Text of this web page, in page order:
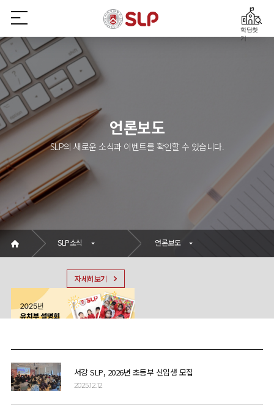
학당찾
기
언론보도
SLP의 새로운 소식과 이벤트를 확인할 수 있습니다.
SLP소식 언론보도
자세히보기
자세히보기
서강 SLP, 2026년 초등부 신입생 모집
2025.12.12